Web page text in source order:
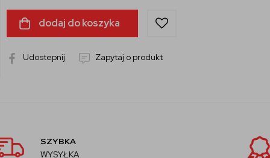
dodaj do koszyka
Udostepnij Zapytaj o produkt